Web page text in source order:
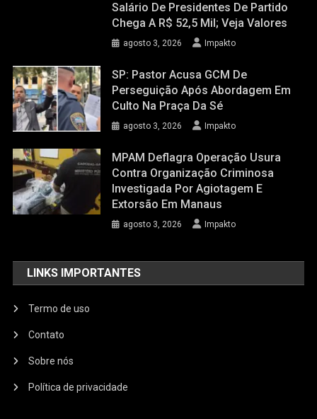
Salário De Presidentes De Partido
Chega A R$ 52,5 Mil; Veja Valores
agosto 3, 2026 Impakto
SP: Pastor Acusa GCM De
Perseguição Após Abordagem Em
Culto Na Praça Da Sé
agosto 3, 2026 Impakto
MPAM Deflagra Operação Usura
Contra Organização Criminosa
Investigada Por Agiotagem E
Extorsão Em Manaus
agosto 3, 2026 Impakto
LINKS IMPORTANTES
Termo de uso
Contato
Sobre nós
Política de privacidade